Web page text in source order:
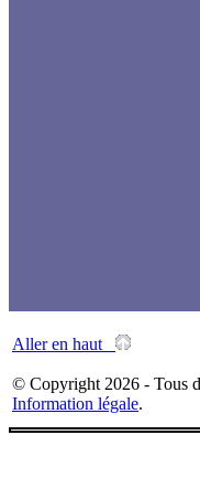
Aller en haut
© Copyright 2026 - Tous
Information légale.